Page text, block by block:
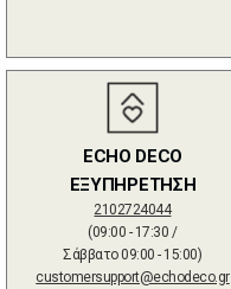
ECHO DECO
ΕΞΥΠΗΡΕΤΗΣΗ
2102724044
(09:00 - 17:30 /
Σάββατο 09:00 - 15:00)
customersupport@echodeco.gr